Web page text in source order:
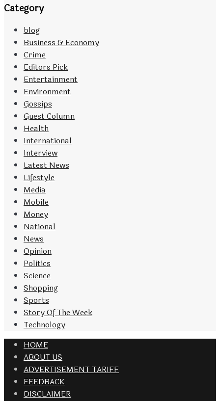
Category
blog
Business & Economy
Crime
Editors Pick
Entertainment
Environment
Gossips
Guest Column
Health
International
Interview
Latest News
Lifestyle
Media
Mobile
Money
National
News
Opinion
Politics
Science
Shopping
Sports
Story Of The Week
Technology
HOME
ABOUT US
ADVERTISEMENT TARIFF
FEEDBACK
DISCLAIMER